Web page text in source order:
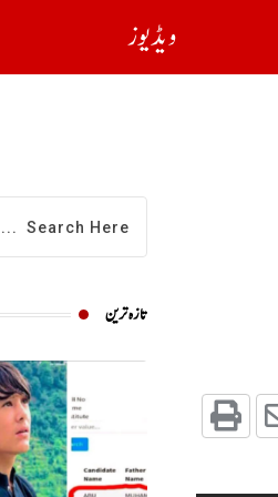
ویڈیوز
تازہ ترین